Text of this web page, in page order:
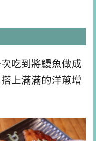
吃到將鰻魚做成
上滿滿的洋蔥增